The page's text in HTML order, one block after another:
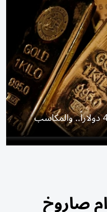
أونصة الذهب تستقر عند 4235 دولاراً.. والمكاسب
صاروخ